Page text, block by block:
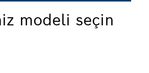
modeli seçin